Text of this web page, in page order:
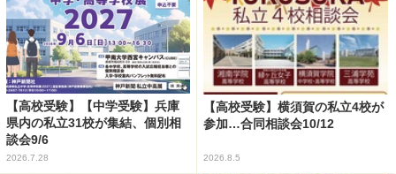
【高校受験】【中学受験】兵庫
県内の私立31校が集結、個別相
談会9/6
2026.7.28
【高校受験】横須賀の私立4校が
参加…合同相談会10/12
2026.8.5